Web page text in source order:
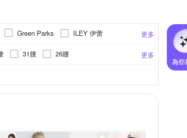
更多
Green Parks
ILEY 伊蕾
雪兒
MYVEGA 麥雪爾
更多
31腰
26腰